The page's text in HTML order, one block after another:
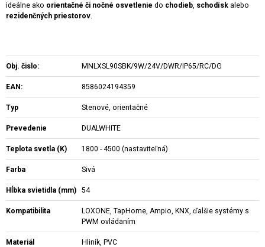
ideálne ako orientačné či nočné osvetlenie do chodieb schodísk alebo
rezidenčných priestorov
Obj. čislo: MNLXSL90SBK/9W/24V/DWR/IP65/RC/DG
EAN: 8586024194359
Typ Stenové, orientačné
Prevedenie DUALWHITE
Teplota svetla (K) 1800 - 4500 (nastaviteľná)
Farba Sivá
Hĺbka svietidla (mm) 54
Kompatibilita
LOXONE, TapHome, Ampio, KNX, ďalšie systémy s
PWM ovládaním
Materiál Hliník, PVC